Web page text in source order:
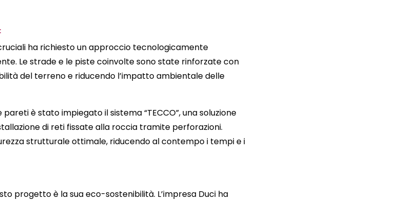
ha richiesto un approccio tecnologicamente
Le strade e le piste coinvolte sono state rinforzate con
del terreno e riducendo l’impatto ambientale delle
è stato impiegato il sistema “TECCO”, una soluzione
di reti fissate alla roccia tramite perforazioni.
strutturale ottimale, riducendo al contempo i tempi e i
progetto è la sua eco-sostenibilità. L’impresa Duci ha